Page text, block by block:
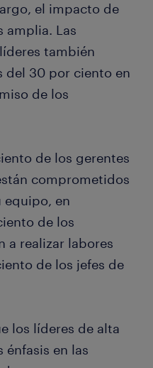
el impacto de
amplia. Las
también
del 30 por ciento en
de los
de los gerentes
comprometidos
equipo, en
de los
a realizar labores
de los jefes de
los líderes de alta
énfasis en las